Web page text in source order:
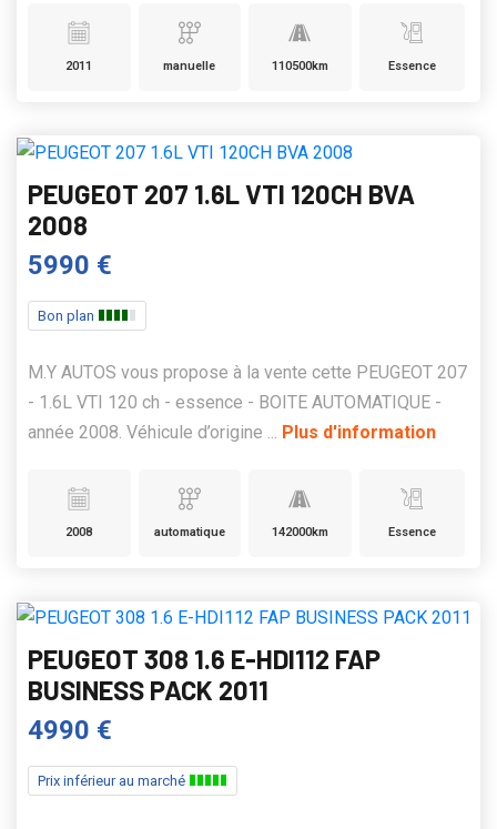
2011 manuelle 110500km Essence
PEUGEOT 207 1.6L VTI 120CH BVA
2008
5990 €
Bon plan
M.Y AUTOS vous propose à la vente cette PEUGEOT 207
- 1.6L VTI 120 ch - essence - BOITE AUTOMATIQUE -
année 2008. Véhicule d’origine ... Plus d'information
2008 automatique 142000km Essence
PEUGEOT 308 1.6 E-HDI112 FAP
BUSINESS PACK 2011
4990 €
Prix inférieur au marché